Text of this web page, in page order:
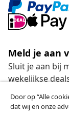
Meld je aan
Sluit je aan bij
wekelijkse
Door op “Alle
dat wij en onze